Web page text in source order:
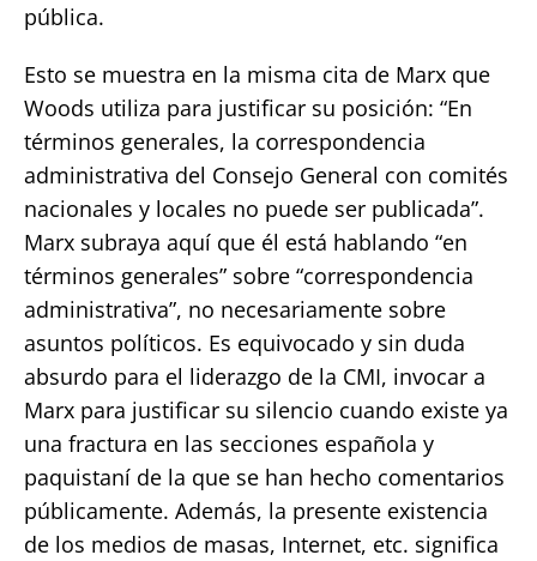
pública.
Esto se muestra en la misma cita de Marx que
Woods utiliza para justificar su posición: “En
términos generales, la correspondencia
administrativa del Consejo General con comités
nacionales y locales no puede ser publicada”.
Marx subraya aquí que él está hablando “en
términos generales” sobre “correspondencia
administrativa”, no necesariamente sobre
asuntos políticos. Es equivocado y sin duda
absurdo para el liderazgo de la CMI, invocar a
Marx para justificar su silencio cuando existe ya
una fractura en las secciones española y
paquistaní de la que se han hecho comentarios
públicamente. Además, la presente existencia
de los medios de masas, Internet, etc. significa